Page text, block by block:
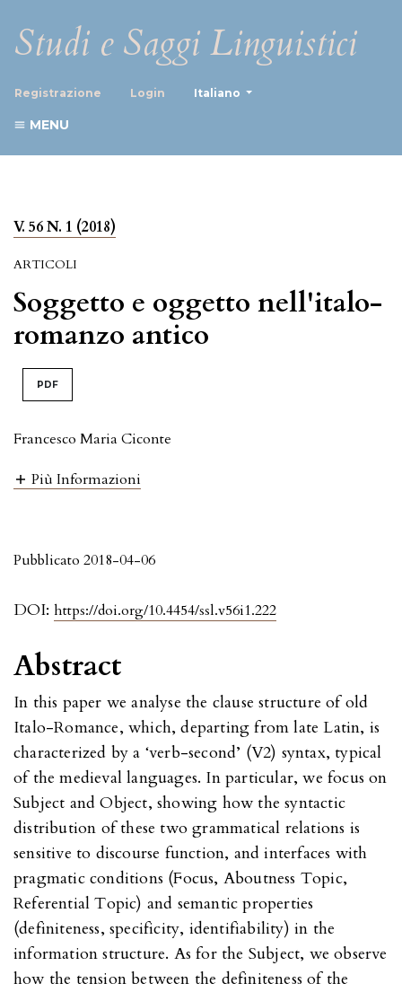
Studi e Saggi Linguistici
Registrazione Login Italiano
MENU
V. 56 N. 1 (2018)
ARTICOLI
Soggetto e oggetto nell'italo-
romanzo antico
PDF
Francesco Maria Ciconte
Più Informazioni
DOI: https://doi.org/10.4454/ssl.v56i1.222
Pubblicato 2018-04-06
Abstract
In this paper we analyse the clause structure of old
Italo-Romance, which, departing from late Latin, is
characterized by a ‘verb-second’ (V2) syntax, typical
of the medieval languages. In particular, we focus on
Subject and Object, showing how the syntactic
distribution of these two grammatical relations is
sensitive to discourse function, and interfaces with
pragmatic conditions (Focus, Aboutness Topic,
Referential Topic) and semantic properties
(definiteness, specificity, identifiability) in the
information structure. As for the Subject, we observe
how the tension between the definiteness of the